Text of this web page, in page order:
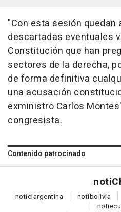
"Con esta sesión quedan
descartadas eventuales
Constitución que han
sectores de la derecha,
de forma definitiva
una acusación
exministro Carlos
congresista.
Contenido patrocinado
noti
noticiargentina notibolivia
noti